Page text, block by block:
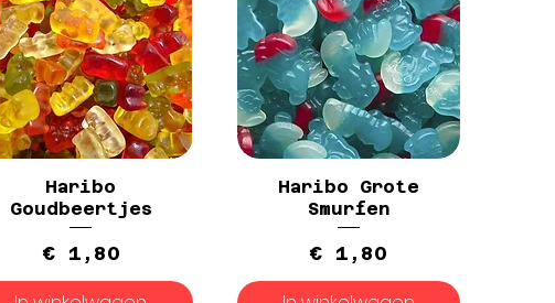
Haribo
Goudbeertjes
Prijs
€ 1,80
Haribo Grote
Smurfen
Prijs
€ 1,80